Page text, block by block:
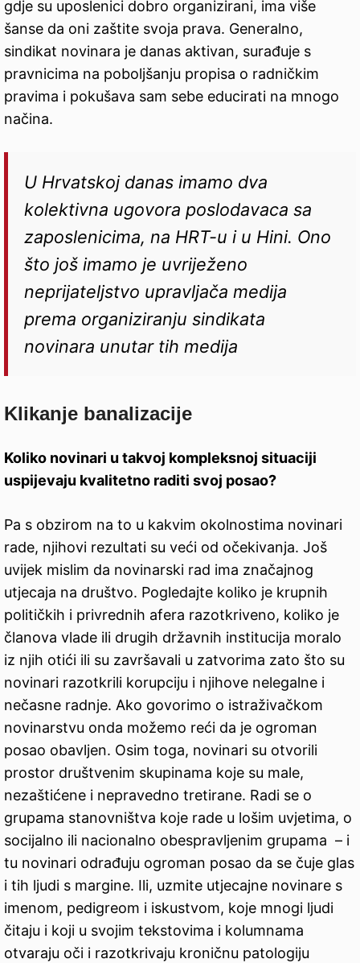
gdje su uposlenici dobro organizirani, ima više
šanse da oni zaštite svoja prava. Generalno,
sindikat novinara je danas aktivan, surađuje s
pravnicima na poboljšanju propisa o radničkim
pravima i pokušava sam sebe educirati na mnogo
načina.
U Hrvatskoj danas imamo dva
kolektivna ugovora poslodavaca sa
zaposlenicima, na HRT-u i u Hini. Ono
što još imamo je uvriježeno
neprijateljstvo upravljača medija
prema organiziranju sindikata
novinara unutar tih medija
Klikanje banalizacije
Koliko novinari u takvoj kompleksnoj situaciji
uspijevaju kvalitetno raditi svoj posao?
Pa s obzirom na to u kakvim okolnostima novinari
rade, njihovi rezultati su veći od očekivanja. Još
uvijek mislim da novinarski rad ima značajnog
utjecaja na društvo. Pogledajte koliko je krupnih
političkih i privrednih afera razotkriveno, koliko je
članova vlade ili drugih državnih institucija moralo
iz njih otići ili su završavali u zatvorima zato što su
novinari razotkrili korupciju i njihove nelegalne i
nečasne radnje. Ako govorimo o istraživačkom
novinarstvu onda možemo reći da je ogroman
posao obavljen. Osim toga, novinari su otvorili
prostor društvenim skupinama koje su male,
nezaštićene i nepravedno tretirane. Radi se o
grupama stanovništva koje rade u lošim uvjetima, o
socijalno ili nacionalno obespravljenim grupama – i
tu novinari odrađuju ogroman posao da se čuje glas
i tih ljudi s margine. Ili, uzmite utjecajne novinare s
imenom, pedigreom i iskustvom, koje mnogi ljudi
čitaju i koji u svojim tekstovima i kolumnama
otvaraju oči i razotkrivaju kroničnu patologiju